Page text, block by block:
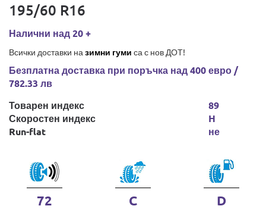
195/60 R16
Налични над 20 +
Всички доставки на зимни гуми са с нов ДОТ!
Безплатна доставка при поръчка над 400 евро /
782.33 лв
Товарен индекс
Скоростен индекс
Run-flat
89
H
не
72 C D